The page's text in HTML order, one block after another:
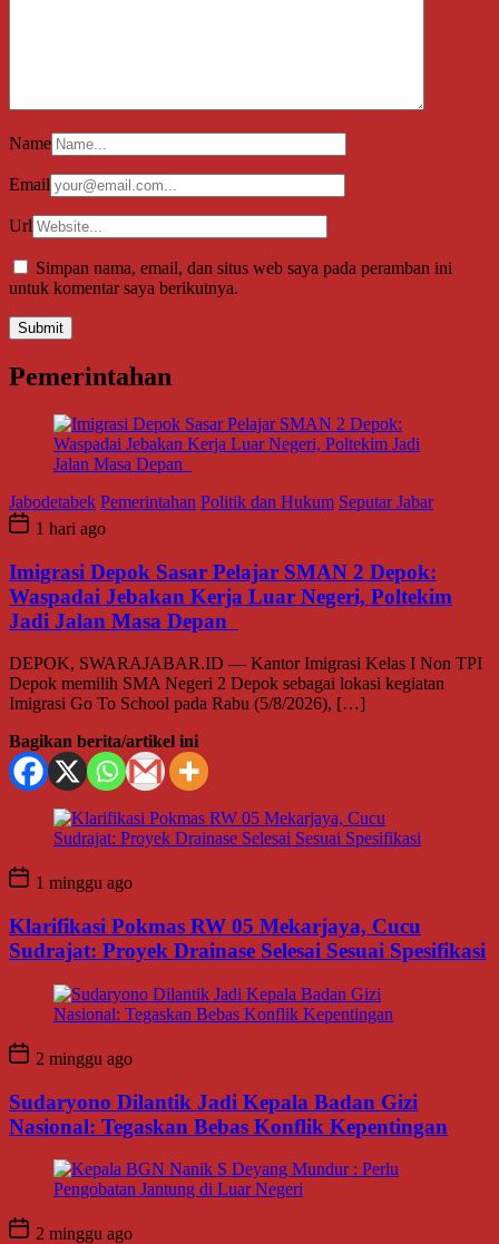
Name
Email
Url
Simpan nama, email, dan situs web saya pada peramban ini
untuk komentar saya berikutnya.
Pemerintahan
Jabodetabek Pemerintahan Politik dan Hukum Seputar Jabar
1 hari ago
Imigrasi Depok Sasar Pelajar SMAN 2 Depok:
Waspadai Jebakan Kerja Luar Negeri, Poltekim
Jadi Jalan Masa Depan
DEPOK, SWARAJABAR.ID — Kantor Imigrasi Kelas I Non TPI
Depok memilih SMA Negeri 2 Depok sebagai lokasi kegiatan
Imigrasi Go To School pada Rabu (5/8/2026), […]
Bagikan berita/artikel ini
1 minggu ago
Klarifikasi Pokmas RW 05 Mekarjaya, Cucu
Sudrajat: Proyek Drainase Selesai Sesuai Spesifikasi
2 minggu ago
Sudaryono Dilantik Jadi Kepala Badan Gizi
Nasional: Tegaskan Bebas Konflik Kepentingan
2 minggu ago